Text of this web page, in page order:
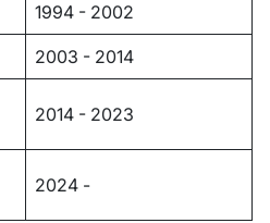
1994 - 2002
2003 - 2014
2014 - 2023
2024 -